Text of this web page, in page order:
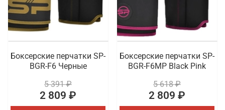
Боксерские перчатки SP-
BGR-F6 Черные
5 391 ₽
2 809 ₽
Боксерские перчатки SP-
BGR-F6MP Black Pink
5 618 ₽
2 809 ₽